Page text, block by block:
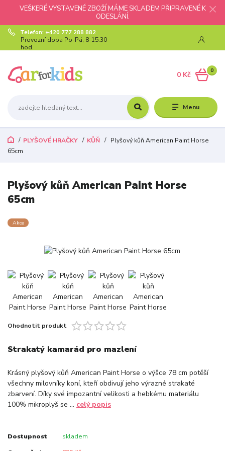
VEŠKERÉ VYSTAVENÉ ZBOŽÍ MÁME SKLADEM PŘIPRAVENÉ K
ODESLÁNÍ.
Menu
Telefon: +420 777 288 882
Provozní doba Po-Pá, 8-15:30
hod.
0
0 Kč
PLYŠOVÉ HRAČKY KŮŇ
Plyšový kůň American Paint Horse
65cm
Plyšový kůň American Paint Horse
65cm
Akce
Ohodnotit produkt
Strakatý kamarád pro mazlení
Krásný plyšový kůň American Paint Horse o výšce 78 cm potěší
všechny milovníky koní, kteří obdivují jeho výrazné strakaté
zbarvení. Díky své impozantní velikosti a hebkému materiálu
100% mikroplyš se ... celý popis
Dostupnost skladem